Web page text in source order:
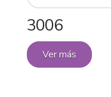
3006
Ver más